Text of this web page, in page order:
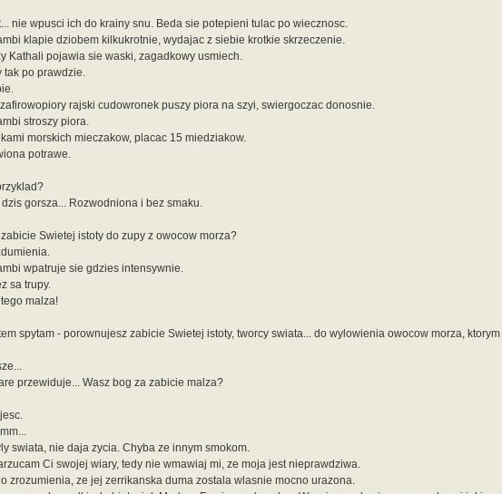
nie wpusci ich do krainy snu. Beda sie potepieni tulac po wiecznosc.
klapie dziobem kilkukrotnie, wydajac z siebie krotkie skrzeczenie.
Kathali pojawia sie waski, zagadkowy usmiech.
tak po prawdzie.
rajski cudowronek puszy piora na szyi, swiergoczac donosnie.
stroszy piora.
morskich mieczakow, placac 15 miedziakow.
potrawe.
gorsza... Rozwodniona i bez smaku.
Swietej istoty do zupy z owocow morza?
wpatruje sie gdzies intensywnie.
sa trupy.
malza!
spytam - porownujesz zabicie Swietej istoty, tworcy swiata... do wylowienia owocow morza,
przewiduje... Wasz bog za zabicie malza?
swiata, nie daja zycia. Chyba ze innym smokom.
Ci swojej wiary, tedy nie wmawiaj mi, ze moja jest nieprawdziwa.
zrozumienia, ze jej zerrikanska duma zostala wlasnie mocno urazona.